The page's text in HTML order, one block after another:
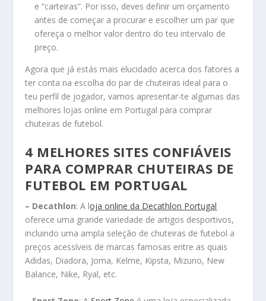
e “carteiras”. Por isso, deves definir um orçamento
antes de começar a procurar e escolher um par que
ofereça o melhor valor dentro do teu intervalo de
preço.
Agora que já estás mais elucidado acerca dos fatores a
ter conta na escolha do par de chuteiras ideal para o
teu perfil de jogador, vamos apresentar-te algumas das
melhores lojas online em Portugal para comprar
chuteiras de futebol.
4 MELHORES SITES CONFIÁVEIS
PARA COMPRAR CHUTEIRAS DE
FUTEBOL EM PORTUGAL
– Decathlon: A loja online da Decathlon Portugal
oferece uma grande variedade de artigos desportivos,
incluindo uma ampla seleção de chuteiras de futebol a
preços acessíveis de marcas famosas entre as quais
Adidas, Diadora, Joma, Kelme, Kipsta, Mizuno, New
Balance, Nike, Ryal, etc.